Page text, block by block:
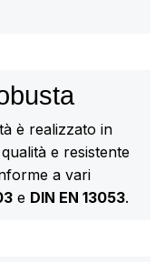
è realizzato in
e resistente
a vari
e DIN EN 13053.